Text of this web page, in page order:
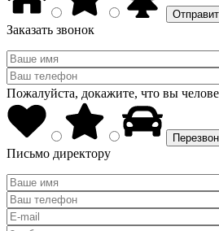
Заказать звонок
Пожалуйста, докажите, что вы
Письмо директору